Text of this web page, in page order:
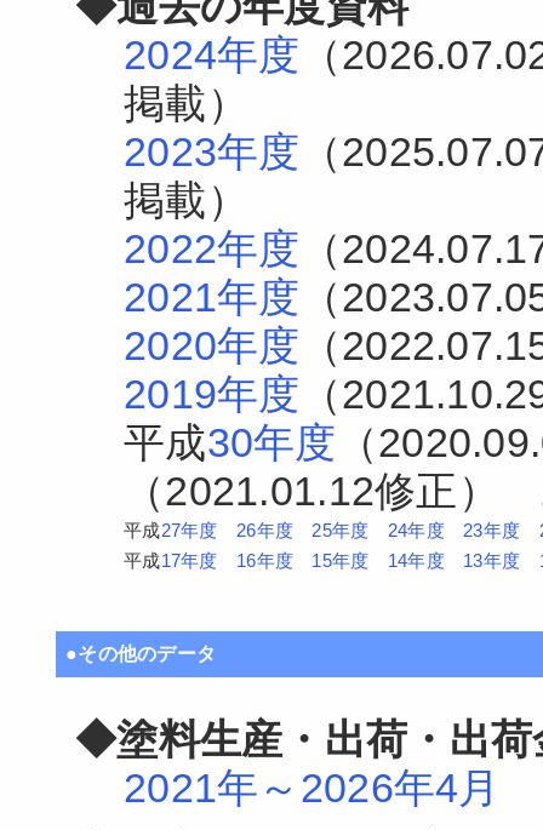
2024年度 （
掲載）
2023年度 （
掲載）
2022年度 （
2021年度 （
2020年度 （
2019年度 （
平成30年度 （
（2021.01.12修正）
平成27年度 26年度 25年度 24年度 23年度
平成17年度 16年度 15年度 14年度 13年度
●その他のデータ
◆塗料生産・出荷・出荷
2021年～2026年4月